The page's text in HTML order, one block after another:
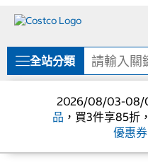
單
全站分類
2026/08/03-08/
品 ，買3件享85折
優惠